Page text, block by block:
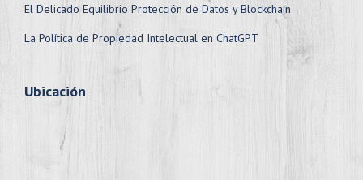
El Delicado Equilibrio Protección de Datos y Blockchain
La Política de Propiedad Intelectual en ChatGPT
Ubicación